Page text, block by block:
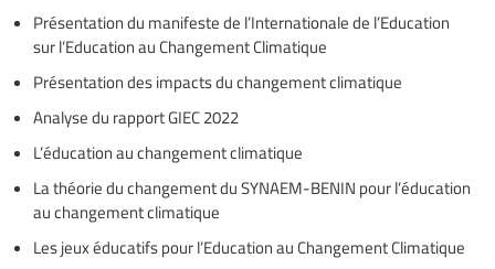
Présentation du manifeste de l’Internationale de l’Education
sur l’Education au Changement Climatique
Présentation des impacts du changement climatique
Analyse du rapport GIEC 2022
L’éducation au changement climatique
La théorie du changement du SYNAEM-BENIN pour l’éducation
au changement climatique
Les jeux éducatifs pour l’Education au Changement Climatique